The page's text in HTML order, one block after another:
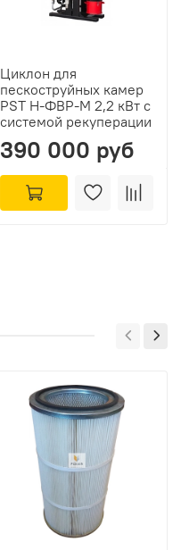
Циклон для
пескоструйных камер
PST Н-ФВР-М 2,2 кВт с
системой рекуперации
390 000 руб